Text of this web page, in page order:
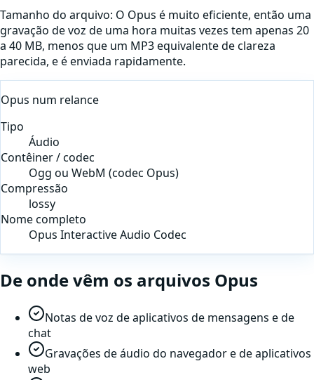
Tamanho do arquivo: O Opus é muito eficiente, então uma
gravação de voz de uma hora muitas vezes tem apenas 20
a 40 MB, menos que um MP3 equivalente de clareza
parecida, e é enviada rapidamente.
Opus num relance
Tipo
Áudio
Contêiner / codec
Ogg ou WebM (codec Opus)
Compressão
lossy
Nome completo
Opus Interactive Audio Codec
De onde vêm os arquivos Opus
Notas de voz de aplicativos de mensagens e de
chat
Gravações de áudio do navegador e de aplicativos
web